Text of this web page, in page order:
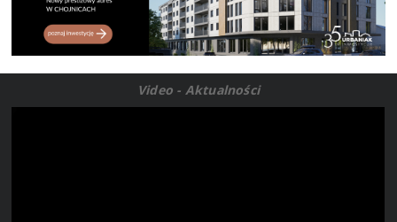
Video - Aktualności